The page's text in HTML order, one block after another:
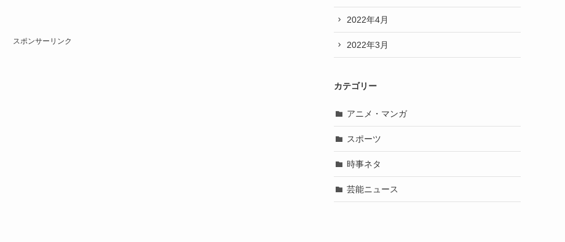
スポンサーリンク
2022年4月
2022年3月
カテゴリー
アニメ・マンガ
スポーツ
時事ネタ
芸能ニュース